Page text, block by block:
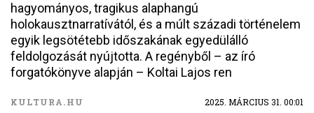
hagyományos, tragikus alaphangú
holokausztnarratívától, és a múlt századi történelem
egyik legsötétebb időszakának egyedülálló
feldolgozását nyújtotta. A regényből – az író
forgatókönyve alapján – Koltai Lajos ren
KULTURA.HU 2025. MÁRCIUS 31. 00:01